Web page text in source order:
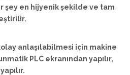
şey en hijyenik şekilde ve tam
anlaşılabilmesi için makine
PLC ekranından yapılır,